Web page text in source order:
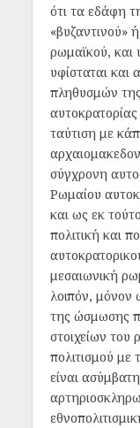
ότι τα εδάφη
«βυζαντινού»
ρωμαϊκού, και
υφίσταται και
πληθυσμών
ταύτιση με
σύγχρονη
Ρωμαίου
και ως εκ
πολιτική και
μεσαιωνική
λοιπόν, μόνον
της ώσμωσης
στοιχείων του
πολιτισμού με
είναι